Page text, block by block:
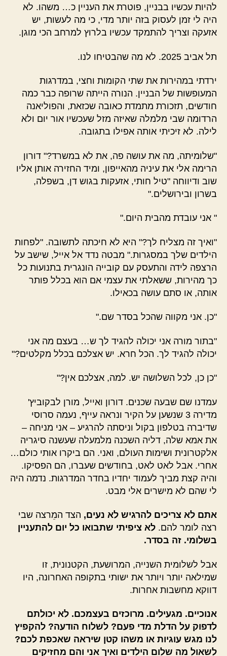
להיות עכשיו בבניין, פוטרת את העניין כ… משהו. לא
היה לי זמן לעסוק בזה יותר מדי, כי מה לעשות, יש
אזעקה וצריך להתמקד עכשיו בלרוץ למרחב הכי מוגן.
תל אביב 2025. לא מה שהבטיחו לנו.
ירדתי במהירות את שתי הקומות וחצי, במדרגות
המעופשות של הבניין. הנורה הייתה שרופה כבר כמה
חודשים, תזכורת מתמדת כאובה שכזאת, והפוליאנה
הרדומה שבי מלמלה שאיזה מזל שעכשיו אור יום ולא
לילה. לא זיכיתי אותה אפילו בתגובה.
"שלומיתה, מה את עושה פה, את לא במשרד?" דורון
הרימה אלי את עיניה מהאייפון, ומיד החזירה אותן אליו
שוב ודיווחה "טיל חותי, אזעקות בגוש דן, בשפלה,
בשרון ובירושלים."
" אני עובדת מהבית היום."
"ואיך זה מצליח לך?" היא לא חיכתה לתשובה. "לפחות
הילדים שלך במסגרות." מבטה נדד אל אייל, שישב על
הרצפה לידה והתעסק עם קובייה הונגרית בתנועות כל
כך מהירות, ששאלתי את עצמי אם הוא בכלל פותר
אותה, או סתם עושה בכאילו.
"כן. אני מקווה שהכל בסדר שם."
"בתור מורה אני יכולה להגיד לך ש… בעצם מה אני
יכולה להגיד לך. הכל חרא. יש אצלכם בכלל מקלטים?"
"כן כן, לכל השלושה יש. למה, אצלכם אין?"
עמדנו שם שבעה שכנים. דורון ואייל, מורן לבקוביץ'
מדירה 3 שנשען על הקיר ונראה עייף, נעמה סרוסי
שדיברה בטלפון בקול וניסתה להרגיע – אני מניחה –
את אמא שלה, דליה השכנה מלמעלה שעשנה סיגריה
אלקטרונית ושימות העולם, ואני. הם ביקרו אותי כולם…
אחרי. אבל לאט לאט, בחודשים שעברו, הם הפסיקו.
והיה קצת מביך לעמוד יחדיו בחדר המדרגות. נדמה היה
לי שהם לא מישרים אלי מבט.
אתם לא צריכים להרגיש לא נעים, הצד המֵרצה שבי
רצה לומר להם. לא ציפיתי שתבואו כל יום להתעניין
בשלומי. זה בסדר.
אבל לשלומית השנייה, המרושעת, הקטנונית, זו
שמילאה יותר ויותר את ישותי בתקופה האחרונה, היו
דווקא מחשבות אחרות.
אנוכיים. מגעילים. מרוכזים בעצמכם. לא יכולתם
לדפוק על הדלת מדי פעם? לשלוח הודעה? להקפיץ
לנו מגש עוגיות או משהו קטן שיראה שאכפת לכם?
לשאול מה שלום הילדים ואיך אני והם מחזיקים